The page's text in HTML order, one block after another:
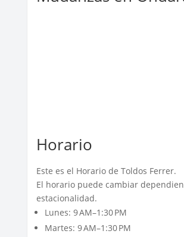
Horario
Este es el Horario de Toldos Ferrer.
El horario puede cambiar
estacionalidad.
Lunes: 9 AM–1:30 PM
Martes: 9 AM–1:30 PM